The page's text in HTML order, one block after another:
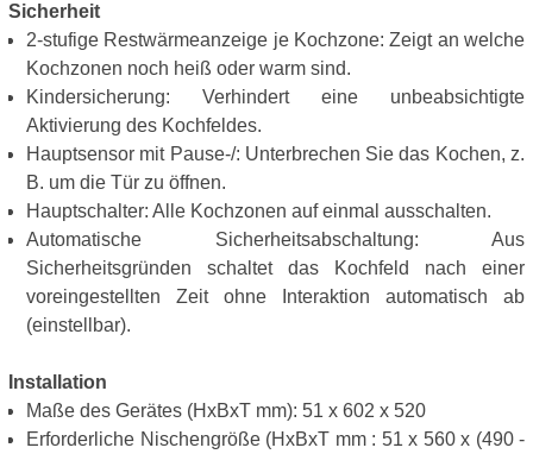
Sicherheit
2-stufige Restwärmeanzeige je Kochzone: Zeigt an welche
Kochzonen noch heiß oder warm sind.
Kindersicherung: Verhindert eine unbeabsichtigte
Aktivierung des Kochfeldes.
Hauptsensor mit Pause-/: Unterbrechen Sie das Kochen, z.
B. um die Tür zu öffnen.
Hauptschalter: Alle Kochzonen auf einmal ausschalten.
Automatische Sicherheitsabschaltung: Aus
Sicherheitsgründen schaltet das Kochfeld nach einer
voreingestellten Zeit ohne Interaktion automatisch ab
(einstellbar).
Installation
Maße des Gerätes (HxBxT mm): 51 x 602 x 520
Erforderliche Nischengröße (HxBxT mm : 51 x 560 x (490 -